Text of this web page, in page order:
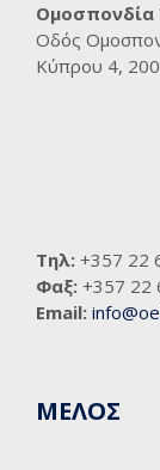
Ομοσπονδία
Οδός
Κύπρου 4,
Τηλ: +357 22
Φαξ: +357 22
Email:
ΜΕΛΟΣ